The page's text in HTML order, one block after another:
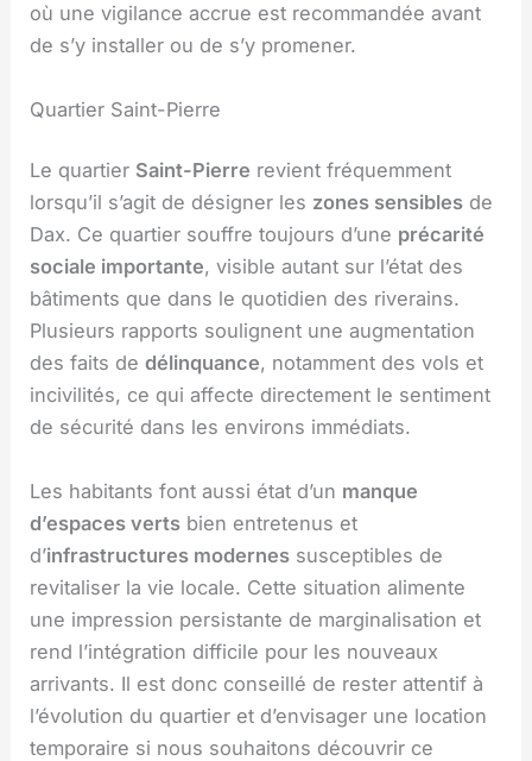
où une vigilance accrue est recommandée avant
de s’y installer ou de s’y promener.
Quartier Saint-Pierre
Le quartier Saint-Pierre revient fréquemment
lorsqu’il s’agit de désigner les zones sensibles de
Dax. Ce quartier souffre toujours d’une précarité
sociale importante, visible autant sur l’état des
bâtiments que dans le quotidien des riverains.
Plusieurs rapports soulignent une augmentation
des faits dedélinquance, notamment des vols et
incivilités, ce qui affecte directement le sentiment
de sécurité dans les environs immédiats.
Les habitants font aussi état d’un manque
d’espaces verts bien entretenus et
d’infrastructures modernes susceptibles de
revitaliser la vie locale. Cette situation alimente
une impression persistante de marginalisation et
rend l’intégration difficile pour les nouveaux
arrivants. Il est donc conseillé de rester attentif à
l’évolution du quartier et d’envisager une location
temporaire si nous souhaitons découvrir ce